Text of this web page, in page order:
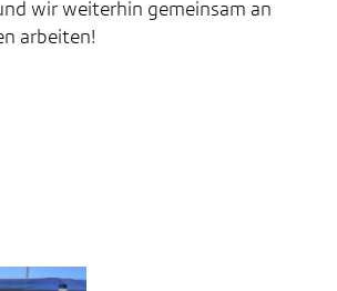
wir weiterhin gemeinsam an
arbeiten!